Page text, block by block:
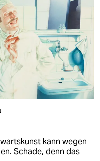
kann wegen
Schade, denn das